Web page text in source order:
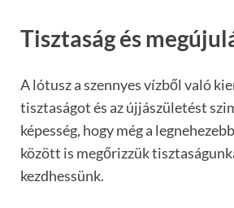
Tisztaság és
A lótusz a szennyes vízből való
tisztaságot és az újjászületést
képesség, hogy még a
között is megőrizzük
kezdhessünk.